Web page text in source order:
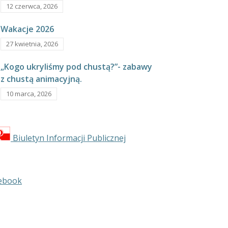
12 czerwca, 2026
Wakacje 2026
27 kwietnia, 2026
„Kogo ukryliśmy pod chustą?”- zabawy
z chustą animacyjną.
10 marca, 2026
Biuletyn Informacji Publicznej